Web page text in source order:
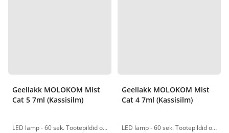
Geellakk MOLOKOM Mist
Cat 5 7ml (Kassisilm)
LED lamp - 60 sek. Tootepildid on illustratiivsed. Küsimuste korral ootame alati Sinu meili nanatallinn@gmail.com
Geellakk MOLOKOM Mist
Cat 4 7ml (Kassisilm)
LED lamp - 60 sek. Tootepildid on illustratiivsed. Küsimuste korral ootame alati Sinu meili nanatallinn@gmail.com